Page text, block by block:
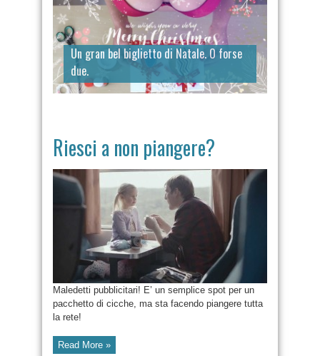
Un gran bel biglietto di Natale. O forse
due.
Riesci a non piangere?
Maledetti pubblicitari! E’ un semplice spot per un
pacchetto di cicche, ma sta facendo piangere tutta
la rete!
Read More »